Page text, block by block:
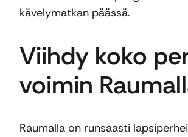
kävelymatkan päässä.
Viihdy koko
voimin
Raumalla on runsaasti